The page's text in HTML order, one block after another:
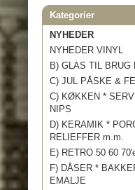
Kategorier
NYHEDER
NYHEDER VINYL
B) GLAS TIL BRUG
C) JUL PÅSKE &
C) KØKKEN *
NIPS
D) KERAMIK *
RELIEFFER m.m.
E) RETRO 50 60
F) DÅSER *
EMALJE